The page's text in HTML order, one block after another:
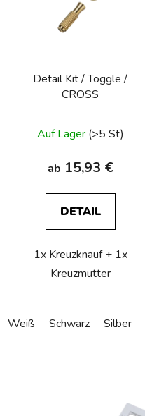
Detail Kit / Toggle /
CROSS
Auf Lager (>5 St)
ab 15,93 €
DETAIL
1x Kreuzknauf + 1x
Kreuzmutter
Weiß Schwarz Silber